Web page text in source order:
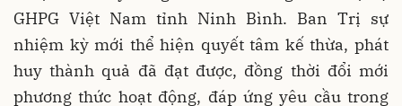
GHPG Việt Nam tỉnh Ninh Bình. Ban Trị sự
nhiệm kỳ mới thể hiện quyết tâm kế thừa, phát
huy thành quả đã đạt được, đồng thời đổi mới
phương thức hoạt động, đáp ứng yêu cầu trong